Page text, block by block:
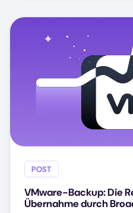
POST
VMware-Backup: Die
Übernahme durch